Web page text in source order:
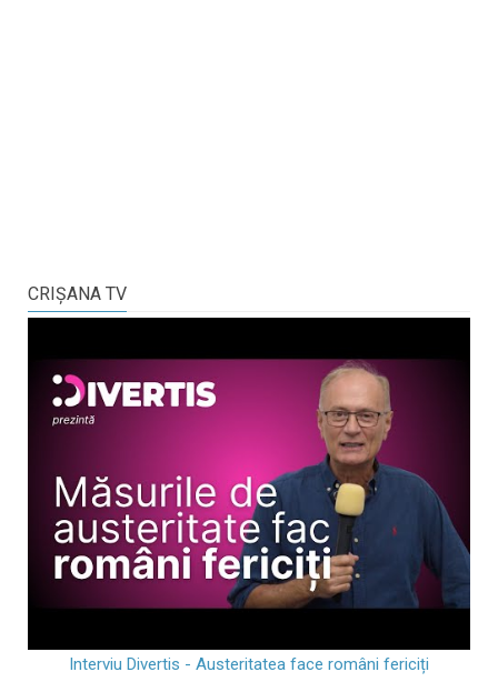
CRIŞANA TV
Interviu Divertis - Austeritatea face români fericiți